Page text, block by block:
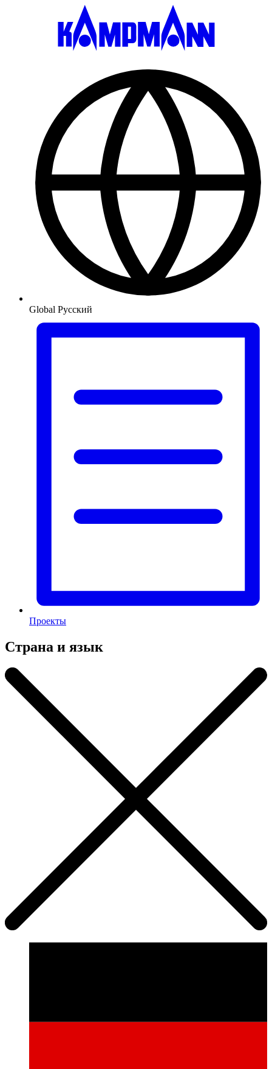
Global Русский
Проекты
Страна и язык